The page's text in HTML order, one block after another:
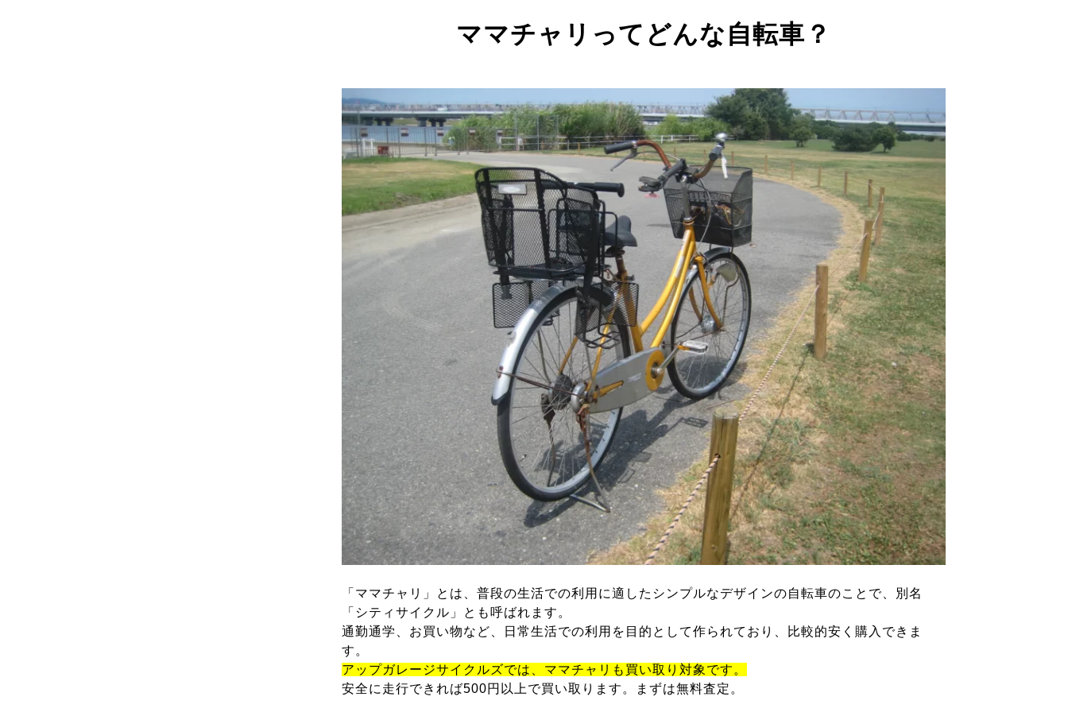
ママチャリってどんな自転車？
「ママチャリ」とは、普段の生活での利用に適したシンプルなデザインの自転車のことで、別名
「シティサイクル」とも呼ばれます。
通勤通学、お買い物など、日常生活での利用を目的として作られており、比較的安く購入できま
す。
アップガレージサイクルズでは、ママチャリも買い取り対象です。
安全に走行できれば500円以上で買い取ります。まずは無料査定。